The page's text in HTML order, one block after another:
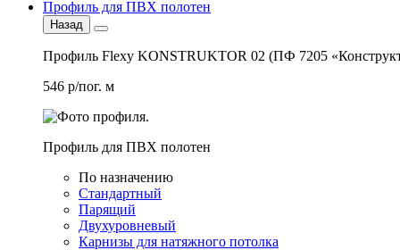
Профиль для ПВХ полотен
Назад
Профиль Flexy KONSTRUKTOR 02 (ПФ 7205
546 р/пог. м
Профиль для ПВХ полотен
По назначению
Стандартный
Парящий
Двухуровневый
Карнизы для натяжного потолка